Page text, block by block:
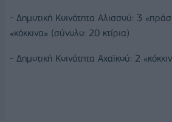
- Δημοτική Κοινότητα Αλισσού: 3
«κόκκινα» (σύνολο: 20 κτίρια)
- Δημοτική Κοινότητα Αχαϊκού: 2